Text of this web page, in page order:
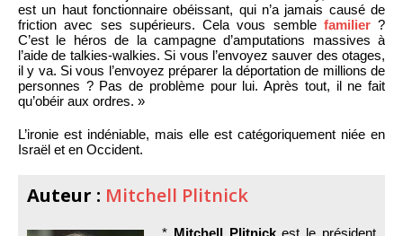
est un haut fonctionnaire obéissant, qui n’a jamais causé de
friction avec ses supérieurs. Cela vous semble familier?
C’est le héros de la campagne d’amputations massives à
l’aide de talkies-walkies. Si vous l’envoyez sauver des otages,
il y va. Si vous l’envoyez préparer la déportation de millions de
personnes ? Pas de problème pour lui. Après tout, il ne fait
qu’obéir aux ordres. »
L’ironie est indéniable, mais elle est catégoriquement niée en
Israël et en Occident.
Auteur : Mitchell Plitnick
* Mitchell Plitnickest le président